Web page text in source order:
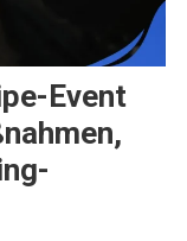
Event